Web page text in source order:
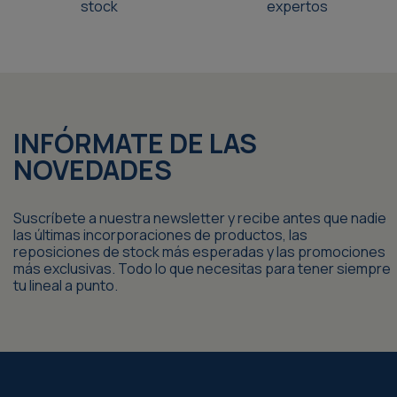
stock expertos
INFÓRMATE DE LAS
NOVEDADES
Suscríbete a nuestra newsletter y recibe antes que nadie
las últimas incorporaciones de productos, las
reposiciones de stock más esperadas y las promociones
más exclusivas. Todo lo que necesitas para tener siempre
tu lineal a punto.